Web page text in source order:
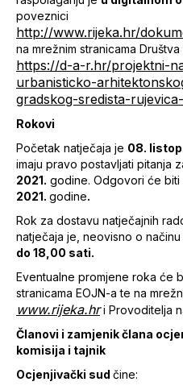
poveznici
http://www.rijeka.hr/
na mrežnim stranicama
https://d-a-r.hr/projektni-
urbanisticko-
gradskog-sredista-
Rokovi
Početak natječaja je 08.
imaju pravo postavljati pitanja
2021. godine. Odgovori će biti
2021. godine.
Rok za dostavu natječajnih
natječaja je, neovisno o načinu
do 18,00 sati.
Eventualne promjene roka će
stranicama EOJN-a te na
www.rijeka.hri Provoditelja
Članovi i zamjenik člana
komisija i tajnik
Ocjenjivački sud čine: